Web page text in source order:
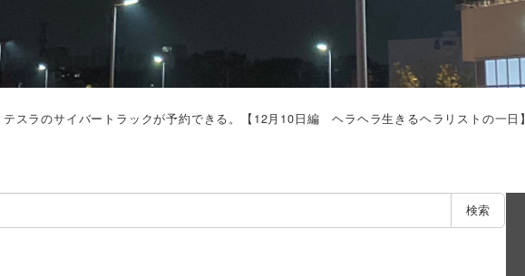
スラのサイバートラックが予約できる。【12月10日編 ヘラヘラ生きるヘラリストの一日】
検索